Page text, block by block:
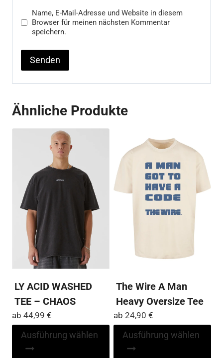
Name, E-Mail-Adresse und Website in diesem
Browser für meinen nächsten Kommentar
speichern.
Ähnliche Produkte
LY ACID WASHED
TEE – CHAOS
ab 44,99 €
Ausführung wählen
Dieses
The Wire A Man
Heavy Oversize Tee
ab 24,90 €
Ausführung wählen